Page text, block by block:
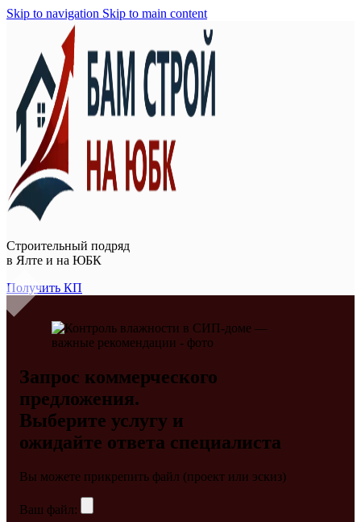
Skip to navigation Skip to main content
Строительный подряд
в Ялте и на ЮБК
Получить КП
Запрос коммерческого
предложения.
Выберите услугу и
ожидайте ответа специалиста
Вы можете прикрепить файл (проект или эскиз)
Ваш файл: